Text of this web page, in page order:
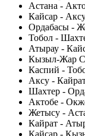
Астана -
Кайсар -
Ордабасы -
Тобол -
Атырау -
Кызыл-Жар
Каспий -
Аксу -
Шахтер -
Актобе -
Жетысу -
Кайрат -